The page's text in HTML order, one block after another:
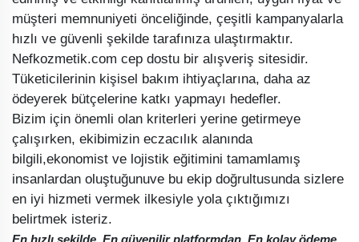
müşteri memnuniyeti önceliğinde, çeşitli kampanyalarla
hızlı ve güvenli şekilde tarafınıza ulaştırmaktır.
Nefkozmetik.com cep dostu bir alışveriş sitesidir.
Tüketicilerinin kişisel bakım ihtiyaçlarına, daha az
ödeyerek bütçelerine katkı yapmayı hedefler.
Bizim için önemli olan kriterleri yerine getirmeye
çalışırken, ekibimizin eczacılık alanında
bilgili,ekonomist ve lojistik eğitimini tamamlamış
insanlardan oluştuğunuve bu ekip doğrultusunda sizlere
en iyi hizmeti vermek ilkesiyle yola çıktığımızı
belirtmek isteriz.